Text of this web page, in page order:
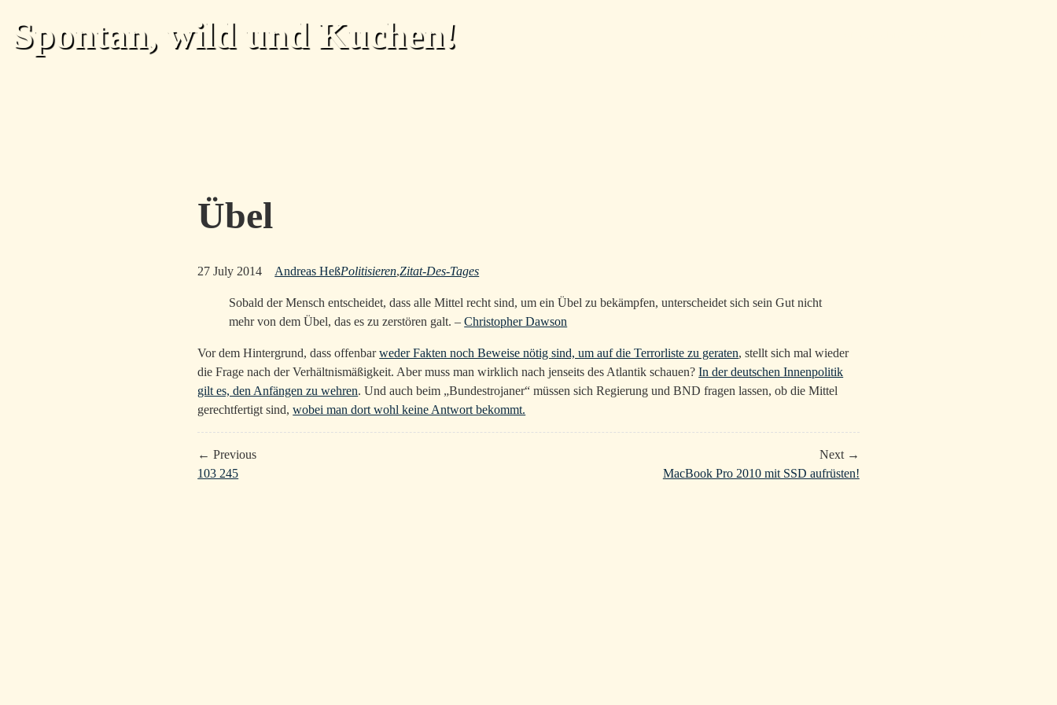
Spontan, wild und Kuchen!
Übel
27 July 2014 Andreas HeßPolitisieren,Zitat-Des-Tages
Sobald der Mensch entscheidet, dass alle Mittel recht sind, um ein Übel zu bekämpfen, unterscheidet sich sein Gut nicht
mehr von dem Übel, das es zu zerstören galt. –Christopher Dawson
Vor dem Hintergrund, dass offenbarweder Fakten noch Beweise nötig sind, um auf die Terrorliste zu geraten, stellt sich mal wieder
die Frage nach der Verhältnismäßigkeit. Aber muss man wirklich nach jenseits des Atlantik schauen?In der deutschen Innenpolitik
gilt es, den Anfängen zu wehren. Und auch beim „Bundestrojaner“ müssen sich Regierung und BND fragen lassen, ob die Mittel
gerechtfertigt sind,wobei man dort wohl keine Antwort bekommt.
← Previous
103 245
Next →
MacBook Pro 2010 mit SSD aufrüsten!